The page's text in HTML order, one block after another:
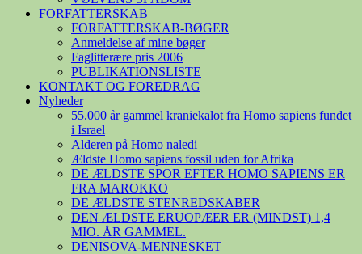
FORFATTERSKAB
FORFATTERSKAB-BØGER
Anmeldelse af mine bøger
Faglitterære pris 2006
PUBLIKATIONSLISTE
KONTAKT OG FOREDRAG
Nyheder
55.000 år gammel kraniekalot fra Homo sapiens fundet
i Israel
Alderen på Homo naledi
Ældste Homo sapiens fossil uden for Afrika
DE ÆLDSTE SPOR EFTER HOMO SAPIENS ER
FRA MAROKKO
DE ÆLDSTE STENREDSKABER
DEN ÆLDSTE ERUOPÆER ER (MINDST) 1,4
MIO. ÅR GAMMEL.
DENISOVA-MENNESKET